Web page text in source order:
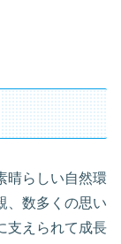
晴らしい自然環
、数多くの思い
支えられて成長